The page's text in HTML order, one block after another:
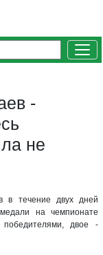
-
не
в течение двух дней
на чемпионате
двое -